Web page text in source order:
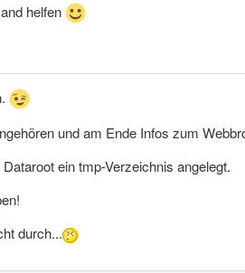
helfen
und am Ende Infos zum
ein tmp-Verzeichnis angelegt.
durch...